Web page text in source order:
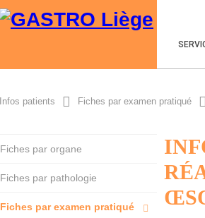
Infos patients Fiches par examen pratiqué
Fiches par organe
Fiches par pathologie
Fiches par examen pratiqué